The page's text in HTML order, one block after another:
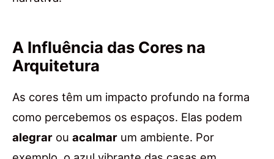
A Influência das Cores na
Arquitetura
As cores têm um impacto profundo na forma
como percebemos os espaços. Elas podem
alegrar ou acalmar um ambiente. Por